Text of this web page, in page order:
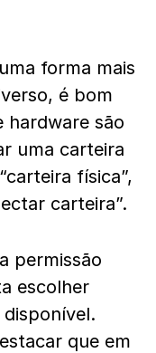
forma mais
é bom
hardware são
uma carteira
física”,
carteira”.
permissão
escolher
que em